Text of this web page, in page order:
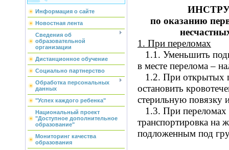
Информация о сайте
Новостная лента
Сведения об
образовательной
организации
Дистанционное обучение
Социально партнерство
Обработка персональных
данных
"Успех каждого ребенка"
Национальный проект
"Доступное дополнительное
образование"
Мониторинг качества
образования
по оказанию
1. При переломах
1.1. Уменьшить
в месте перелома –
1.2. При открытых
остановить
стерильную повязку
1.3. При переломах
транспортировка на
подложенным под